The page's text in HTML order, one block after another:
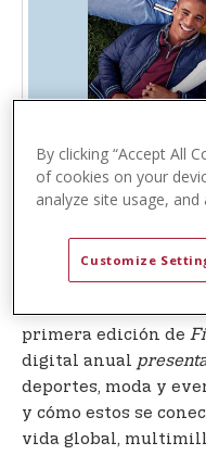
WEST PALM
de 2023)-U.S. Polo
primera edición de
digital anual
deportes, moda y
y cómo estos se
vida global,
By clicking “Accept All
of cookies on your
analyze site usage,
Customize